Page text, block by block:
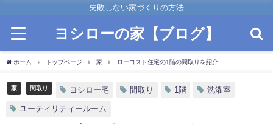
失敗しない家づくりの方法
ヨシローの家【ブログ】
ホーム トップページ 家 ローコスト住宅の1階の間取りを紹介
家 間取り ヨシロー宅 間取り 1階 洗濯室
ユーティリティールーム